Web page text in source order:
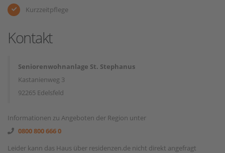
Kurzzeitpflege
Kontakt
Seniorenwohnanlage St. Stephanus
Kastanienweg 3
92265 Edelsfeld
Informationen zu Angeboten der Region unter
0800 800 666 0
Leider kann das Haus über residenzen.de nicht direkt angefragt